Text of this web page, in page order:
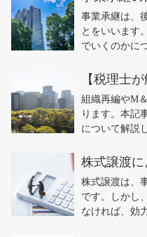
事業承継は、
とをいいます
でいくのかに
【税理士
組織再編やM
ります。本記
について解説
株式譲渡
株式譲渡は、
です。しかし
なければ、効